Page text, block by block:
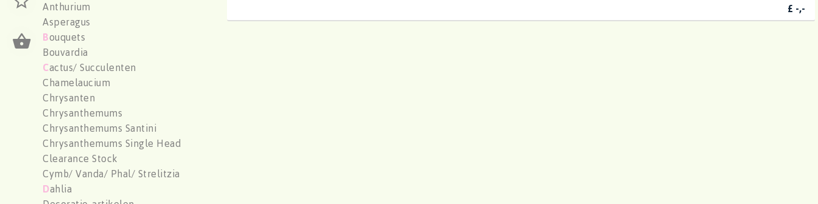
Anthurium
Asperagus
Bouquets
Bouvardia
Cactus/ Succulenten
Chamelaucium
Chrysanten
Chrysanthemums
Chrysanthemums Santini
Chrysanthemums Single Head
Clearance Stock
Cymb/ Vanda/ Phal/ Strelitzia
Dahlia
£ -,-